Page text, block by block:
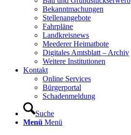
Bekanntmachungen
Stellenangebote
Fahrpläne
Landkreisnews
Meederer Heimatbote
Digitales Amtsblatt – Archiv
Weitere Institutionen
Kontakt
Online Services
Bürgerportal
Schadenmeldung
Suche
Menü Menü